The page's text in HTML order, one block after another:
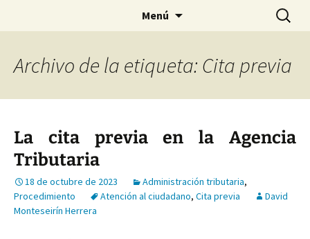
Menú Buscar:
Archivo de la etiqueta: Cita previa
La cita previa en la Agencia
Tributaria
18 de octubre de 2023 Administración tributaria,
Procedimiento
Atención al ciudadano, Cita previa
David
Monteseirín Herrera